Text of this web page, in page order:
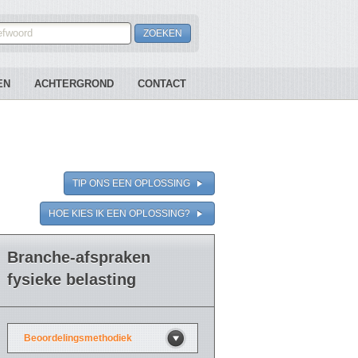
ACHTERGROND CONTACT
TIP ONS EEN OPLOSSING
HOE KIES IK EEN OPLOSSING?
Branche-afspraken
fysieke belasting
Beoordelingsmethodiek